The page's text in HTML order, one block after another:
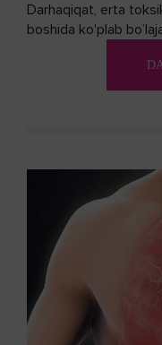
Darhaqiqat, erta
boshida ko'plab
biron bir usuli bormi?